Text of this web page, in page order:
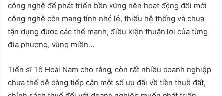
công nghệ để phát triển bền vững nên hoạt động đổi mới
công nghệ còn mang tính nhỏ lẻ, thiếu hệ thống và chưa
tận dụng được các thế mạnh, điều kiện thuận lợi của từng
địa phương, vùng miền…
Tiến sĩ Tô Hoài Nam cho rằng, còn rất nhiều doanh nghiệp
chưa thể dễ dàng tiếp cận một số ưu đãi về tiền thuê đất,